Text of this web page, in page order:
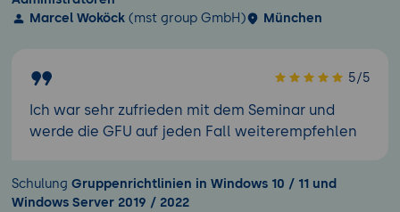
Marcel Woköck (mst group GmbH) München
5/5
Ich war sehr zufrieden mit dem Seminar und
werde die GFU auf jeden Fall weiterempfehlen
Schulung Gruppenrichtlinien in Windows 10 / 11 und
Windows Server 2019 / 2022